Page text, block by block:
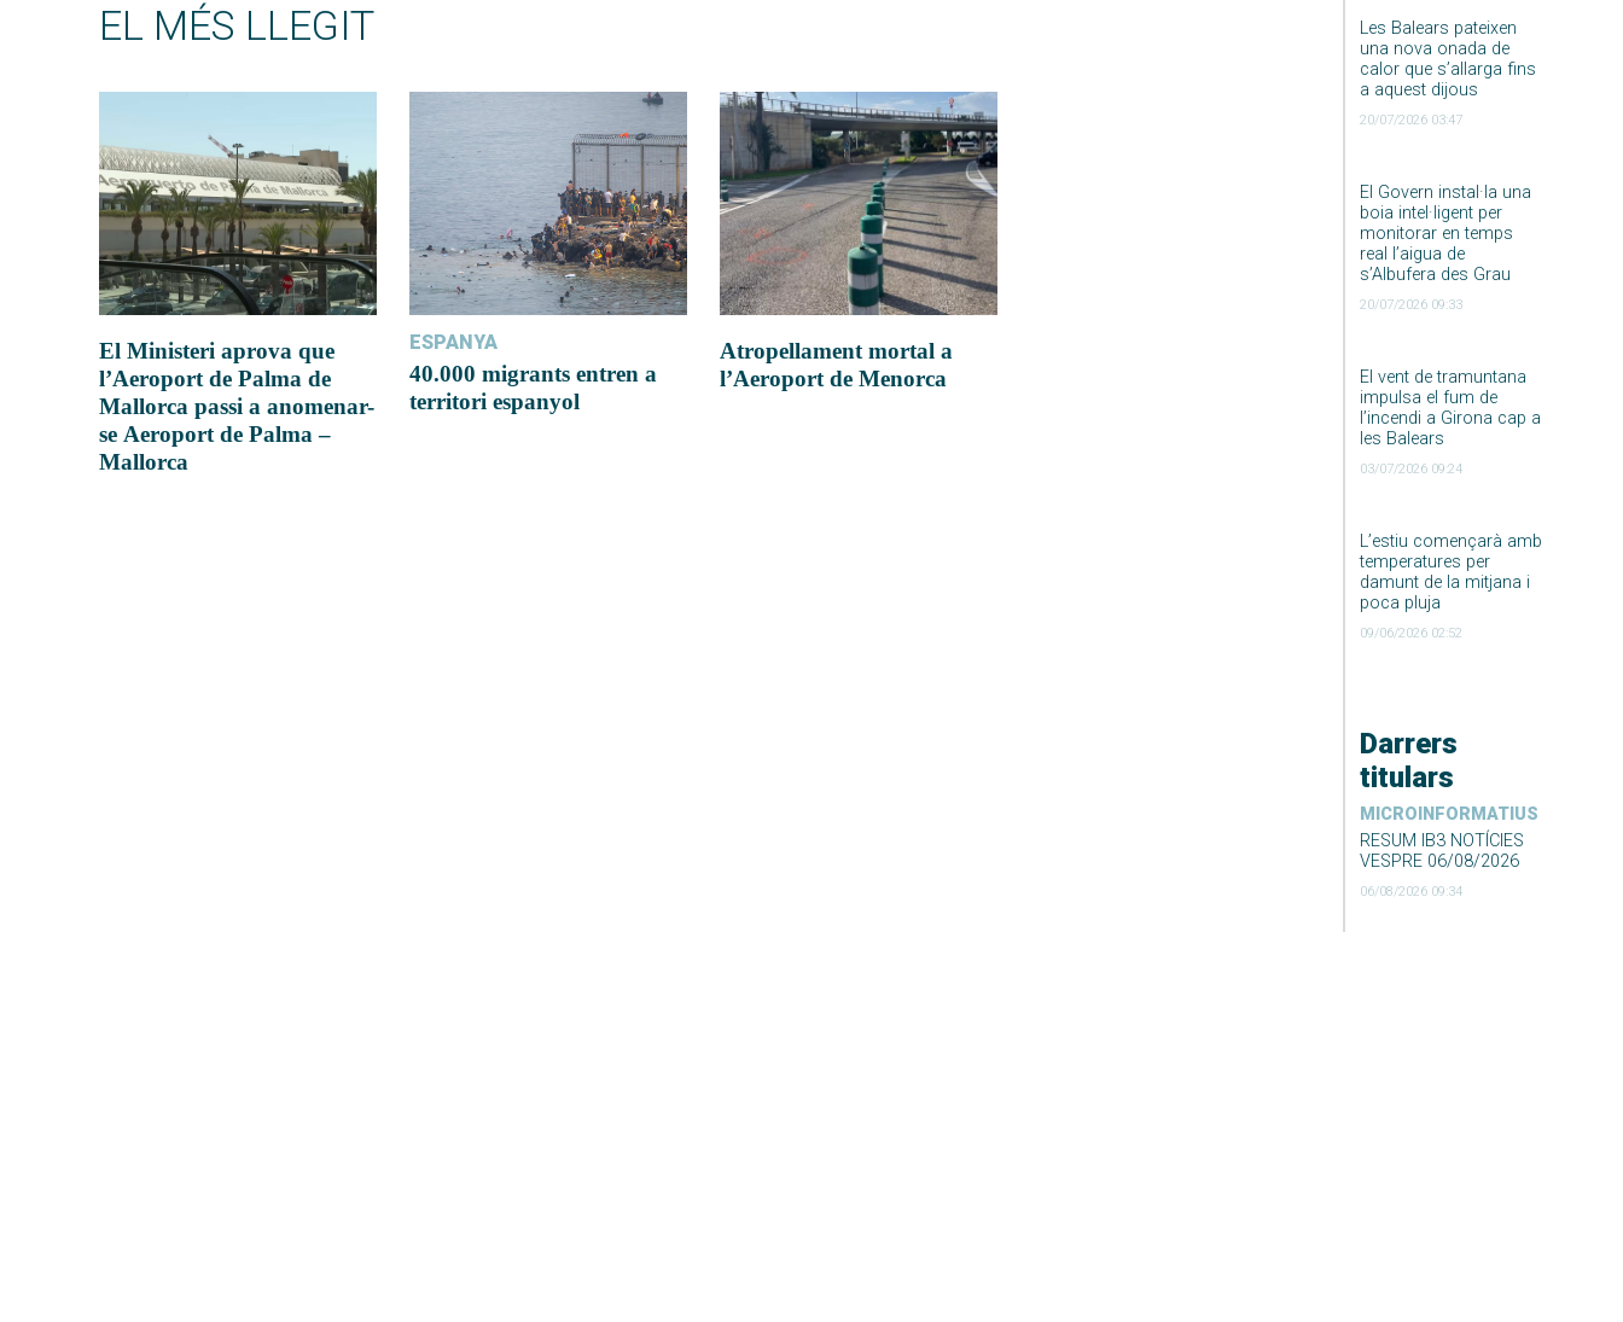
Les Balears pateixen
una nova onada de
calor que s’allarga fins
a aquest dijous
20/07/2026 03:47
El Govern instal·la una
boia intel·ligent per
monitorar en temps
real l’aigua de
s’Albufera des Grau
20/07/2026 09:33
El vent de tramuntana
impulsa el fum de
l’incendi a Girona cap a
les Balears
03/07/2026 09:24
L’estiu començarà amb
temperatures per
damunt de la mitjana i
poca pluja
09/06/2026 02:52
Darrers
titulars
MICROINFORMATIUS
RESUM IB3 NOTÍCIES
VESPRE 06/08/2026
06/08/2026 09:34
EL MÉS LLEGIT
El Ministeri aprova que
l’Aeroport de Palma de
Mallorca passi a anomenar-
se Aeroport de Palma –
Mallorca
ESPANYA
40.000 migrants entren a
territori espanyol
Atropellament mortal a
l’Aeroport de Menorca